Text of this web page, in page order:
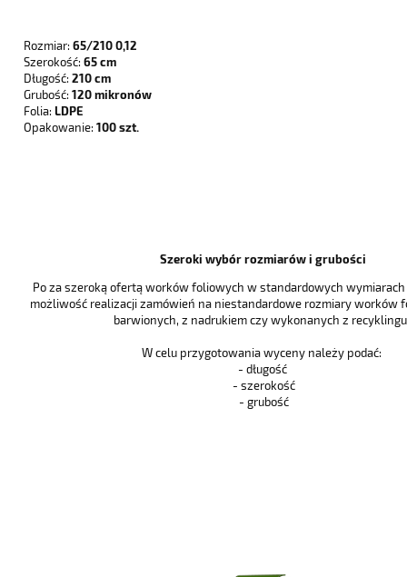
Rozmiar: 65/210 0,12
Szerokość: 65 cm
Długość: 210 cm
Grubość: 120 mikronów
Folia: LDPE
Opakowanie: 100 szt.
Szeroki wybór rozmiarów i grubości
Po za szeroką ofertą worków foliowych w standardowych
możliwość realizacji zamówień na niestandardowe rozmiary worków
barwionych, z nadrukiem czy wykonanych z
W celu przygotowania wyceny należy podać:
- długość
- szerokość
- grubość